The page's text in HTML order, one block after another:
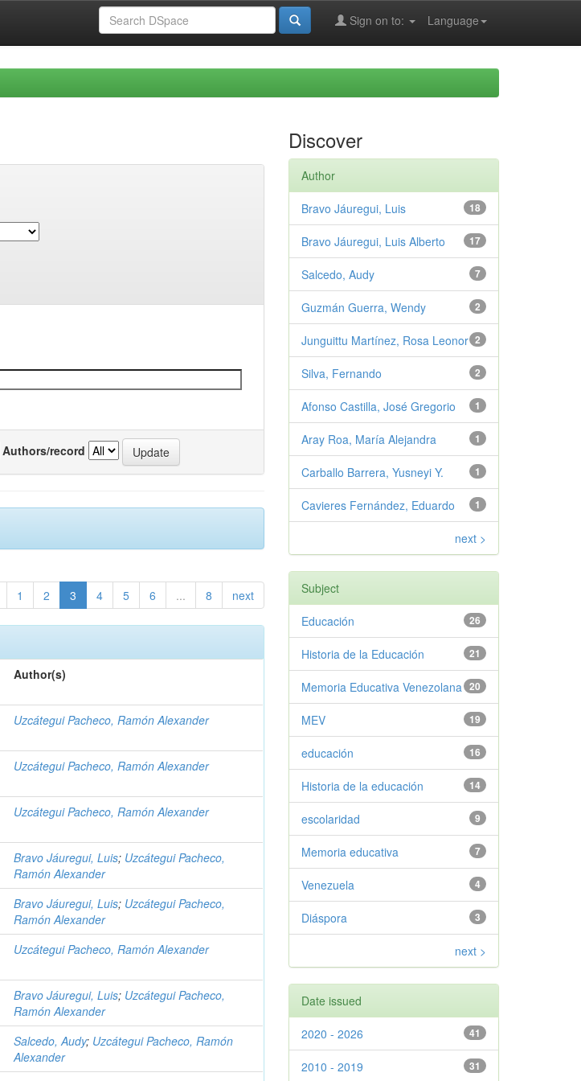
Language
Sign on to:
Authors/record
1 2 3 4 5 6 ... 8 next
Author(s)
Uzcátegui Pacheco, Ramón Alexander
Uzcátegui Pacheco, Ramón Alexander
Uzcátegui Pacheco, Ramón Alexander
Bravo Jáuregui, Luis; Uzcátegui Pacheco,
Ramón Alexander
Bravo Jáuregui, Luis; Uzcátegui Pacheco,
Ramón Alexander
Uzcátegui Pacheco, Ramón Alexander
Bravo Jáuregui, Luis; Uzcátegui Pacheco,
Ramón Alexander
Salcedo, Audy; Uzcátegui Pacheco, Ramón
Alexander
Discover
Author
18
Bravo Jáuregui, Luis
17
Bravo Jáuregui, Luis Alberto
7
Salcedo, Audy
2
Guzmán Guerra, Wendy
2
Junguittu Martínez, Rosa Leonor
2
Silva, Fernando
1
Afonso Castilla, José Gregorio
1
Aray Roa, María Alejandra
1
Carballo Barrera, Yusneyi Y.
1
Cavieres Fernández, Eduardo
next >
Subject
26
Educación
21
Historia de la Educación
20
Memoria Educativa Venezolana
19
MEV
16
educación
14
Historia de la educación
9
escolaridad
7
Memoria educativa
4
Venezuela
3
Diáspora
next >
Date issued
41
2020 - 2026
31
2010 - 2019